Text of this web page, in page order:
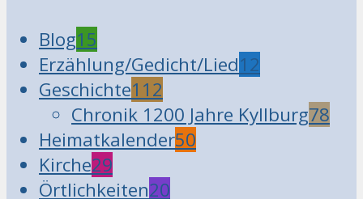
Blog15
Erzählung/Gedicht/Lied12
Geschichte112
Chronik 1200 Jahre Kyllburg78
Heimatkalender50
Kirche29
Örtlichkeiten20